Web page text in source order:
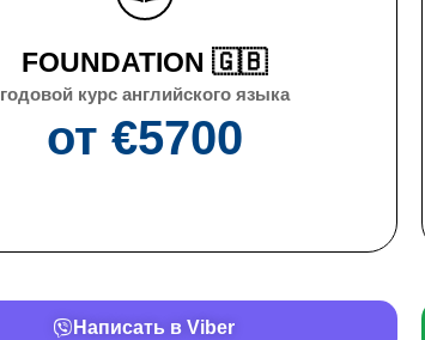
FOUNDATION 🇬🇧
годовой курс английского языка
от €5700
Написать в Viber